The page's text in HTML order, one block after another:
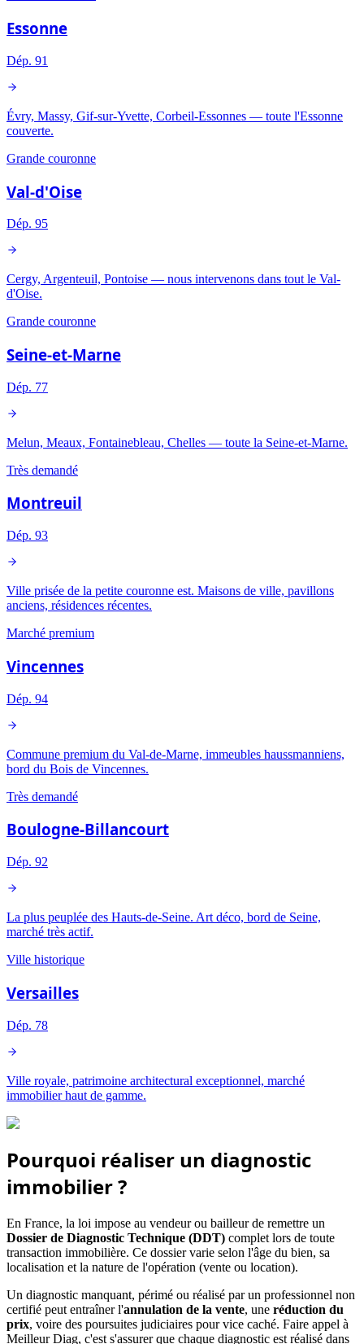
Essonne
Dép. 91
Évry, Massy, Gif-sur-Yvette, Corbeil-Essonnes — toute l'Essonne
couverte.
Grande couronne
Val-d'Oise
Dép. 95
Cergy, Argenteuil, Pontoise — nous intervenons dans tout le Val-
d'Oise.
Grande couronne
Seine-et-Marne
Dép. 77
Melun, Meaux, Fontainebleau, Chelles — toute la Seine-et-Marne.
Très demandé
Montreuil
Dép. 93
Ville prisée de la petite couronne est. Maisons de ville, pavillons
anciens, résidences récentes.
Marché premium
Vincennes
Dép. 94
Commune premium du Val-de-Marne, immeubles haussmanniens,
bord du Bois de Vincennes.
Très demandé
Boulogne-Billancourt
Dép. 92
La plus peuplée des Hauts-de-Seine. Art déco, bord de Seine,
marché très actif.
Ville historique
Versailles
Dép. 78
Ville royale, patrimoine architectural exceptionnel, marché
immobilier haut de gamme.
Pourquoi réaliser un diagnostic
immobilier ?
En France, la loi impose au vendeur ou bailleur de remettre un
Dossier de Diagnostic Technique (DDT) complet lors de toute
transaction immobilière. Ce dossier varie selon l'âge du bien, sa
localisation et la nature de l'opération (vente ou location).
Un diagnostic manquant, périmé ou réalisé par un professionnel non
certifié peut entraîner l'annulation de la vente, une réduction du
prix, voire des poursuites judiciaires pour vice caché. Faire appel à
Meilleur Diag, c'est s'assurer que chaque diagnostic est réalisé dans